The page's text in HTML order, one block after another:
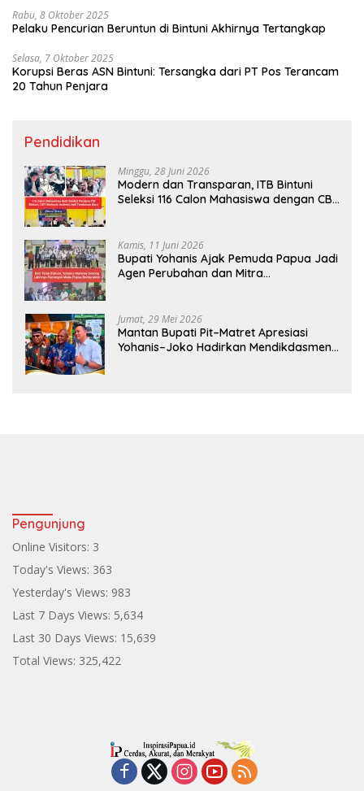
Rabu, 8 Oktober 2025
Pelaku Pencurian Beruntun di Bintuni Akhirnya Tertangkap
Selasa, 7 Oktober 2025
Korupsi Beras ASN Bintuni: Tersangka dari PT Pos Terancam
20 Tahun Penjara
Pendidikan
Minggu, 28 Juni 2026
Modern dan Transparan, ITB Bintuni
Seleksi 116 Calon Mahasiswa dengan CBT
Kamis, 11 Juni 2026
Bupati Yohanis Ajak Pemuda Papua Jadi
Agen Perubahan dan Mitra
Jumat, 29 Mei 2026
Mantan Bupati Pit–Matret Apresiasi
Yohanis–Joko Hadirkan Mendikdasmen
Pengunjung
Online Visitors: 3
Today's Views: 363
Yesterday's Views: 983
Last 7 Days Views: 5,634
Last 30 Days Views: 15,639
Total Views: 325,422